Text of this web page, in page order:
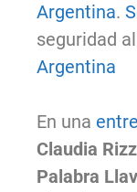
Argentina.
seguridad
Argentina
En una
Claudia
Palabra